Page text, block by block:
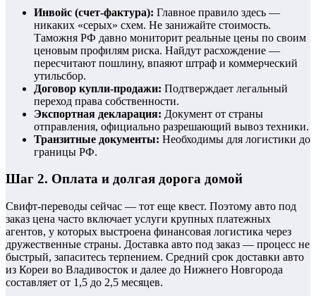
Инвойс (счет-фактура): Главное правило здесь —
никаких «серых» схем. Не занижайте стоимость.
Таможня РФ давно мониторит реальные цены по своим
ценовым профилям риска. Найдут расхождение —
пересчитают пошлину, впаяют штраф и коммерческий
утильсбор.
Договор купли-продажи: Подтверждает легальный
переход права собственности.
Экспортная декларация: Документ от страны
отправления, официально разрешающий вывоз техники.
Транзитные документы: Необходимы для логистики до
границы РФ.
Шаг 2. Оплата и долгая дорога домой
Свифт-переводы сейчас — тот еще квест. Поэтому авто под
заказ цена часто включает услуги крупных платежных
агентов, у которых выстроена финансовая логистика через
дружественные страны. Доставка авто под заказ — процесс не
быстрый, запаситесь терпением. Средний срок доставки авто
из Кореи во Владивосток и далее до Нижнего Новгорода
составляет от 1,5 до 2,5 месяцев.